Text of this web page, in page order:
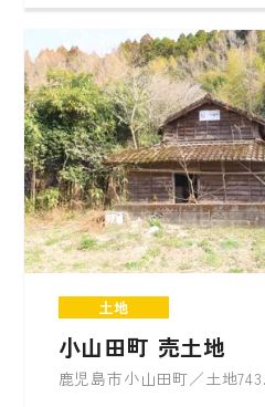
土地
小山田町 売土地
鹿児島市小山田町／土地